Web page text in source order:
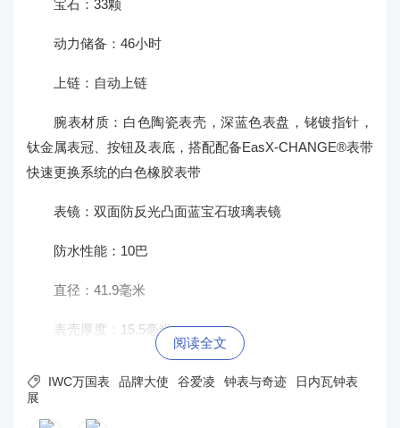
技术特点：机械机芯 – 小时、分钟及秒钟计时功能 –
日期和星期显示 – 小秒针附掣停装置 – 旋入式表冠 – 防磁
振频：28,800次/小时（4赫兹）
宝石：33颗
动力储备：46小时
上链：自动上链
腕表材质：白色陶瓷表壳，深蓝色表盘，铑镀指针，
钛金属表冠、按钮及表底，搭配配备EasX-CHANGE®表带
快速更换系统的白色橡胶表带
表镜：双面防反光凸面蓝宝石玻璃表镜
防水性能：10巴